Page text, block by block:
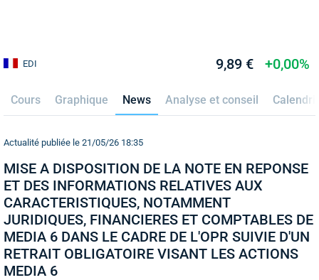
EDI 9,89 € +0,00%
Cours Graphique News Analyse et conseil
Actualité publiée le 21/05/26 18:35
MISE A DISPOSITION DE LA NOTE EN REPONSE
ET DES INFORMATIONS RELATIVES AUX
CARACTERISTIQUES, NOTAMMENT
JURIDIQUES, FINANCIERES ET COMPTABLES DE
MEDIA 6 DANS LE CADRE DE L'OPR SUIVIE D'UN
RETRAIT OBLIGATOIRE VISANT LES ACTIONS
MEDIA 6